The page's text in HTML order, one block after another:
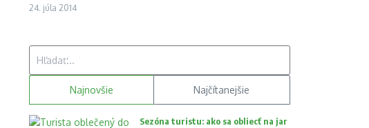
24. júla 2014
Najnovšie Najčítanejšie
Sezóna turistu: ako sa obliecť na jar